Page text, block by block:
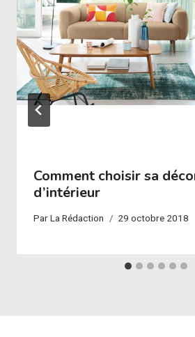
Comment choisir sa
d’intérieur
ParLa Rédaction 29 octobre 2018